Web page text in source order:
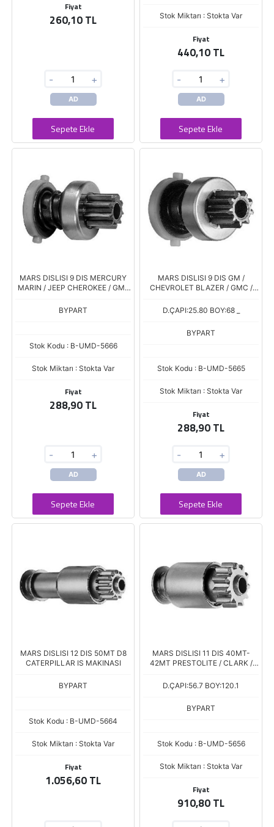
Fiyat
260,10 TL
- +
AD
Sepete Ekle
Stok Miktarı : Stokta Var
Fiyat
440,10 TL
- +
AD
Sepete Ekle
MARS DISLISI 9 DIS MERCURY
MARIN / JEEP CHEROKEE / GM /
BYPART
Stok Kodu : B-UMD-5666
Stok Miktarı : Stokta Var
Fiyat
288,90 TL
- +
AD
Sepete Ekle
MARS DISLISI 9 DIS GM /
CHEVROLET BLAZER / GMC /
D.ÇAPI:25.80 BOY:68 _
BYPART
Stok Kodu : B-UMD-5665
Stok Miktarı : Stokta Var
Fiyat
288,90 TL
- +
AD
Sepete Ekle
MARS DISLISI 12 DIS 50MT D8
CATERPILLAR IS MAKINASI
BYPART
Stok Kodu : B-UMD-5664
Stok Miktarı : Stokta Var
Fiyat
1.056,60 TL
MARS DISLISI 11 DIS 40MT-
42MT PRESTOLITE / CLARK /
D.ÇAPI:56.7 BOY:120.1
BYPART
Stok Kodu : B-UMD-5656
Stok Miktarı : Stokta Var
Fiyat
910,80 TL